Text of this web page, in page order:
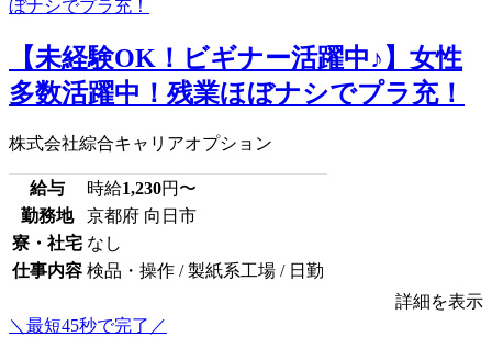
【未経験OK！ビギナー活躍中♪】女性
多数活躍中！残業ほぼナシでプラ充！
株式会社綜合キャリアオプション
給与 時給1,230円〜
勤務地
京都府 向日市
寮・社宅 なし
仕事内容 検品・操作 / 製紙系工場 / 日勤
詳細を表示
＼最短45秒で完了／